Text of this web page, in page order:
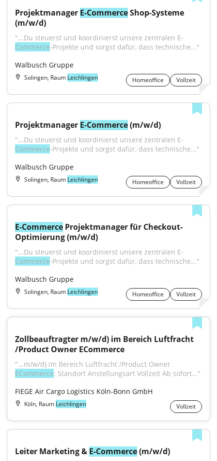
Projektmanager E-Commerce Shop-Systeme
(m/w/d)
"...Du steuerst und koordinierst unsere zentralen E-
Commerce-Projekte und sorgst dafür, dass technische..."
Walbusch Gruppe
Solingen, Raum Leichlingen Homeoffice Vollzeit
Projektmanager E-Commerce (m/w/d)
"...Du steuerst und koordinierst unsere zentralen E-
Commerce-Projekte und sorgst dafür, dass technische..."
Walbusch Gruppe
Solingen, Raum Leichlingen Homeoffice Vollzeit
E-Commerce Projektmanager für Checkout-
Optimierung (m/w/d)
"...Du steuerst und koordinierst unsere zentralen E-
Commerce-Projekte und sorgst dafür, dass technische..."
Walbusch Gruppe
Solingen, Raum Leichlingen Homeoffice Vollzeit
Zollbeauftragter m/w/d) im Bereich Luftfracht
/Product Owner ECommerce
ECommerce. Standort Anstellungsart Vollzeit Ab sofort..."
FIEGE Air Cargo Logistics Köln-Bonn GmbH
Köln, Raum Leichlingen Vollzeit
Leiter Marketing & E-Commerce (m/w/d)